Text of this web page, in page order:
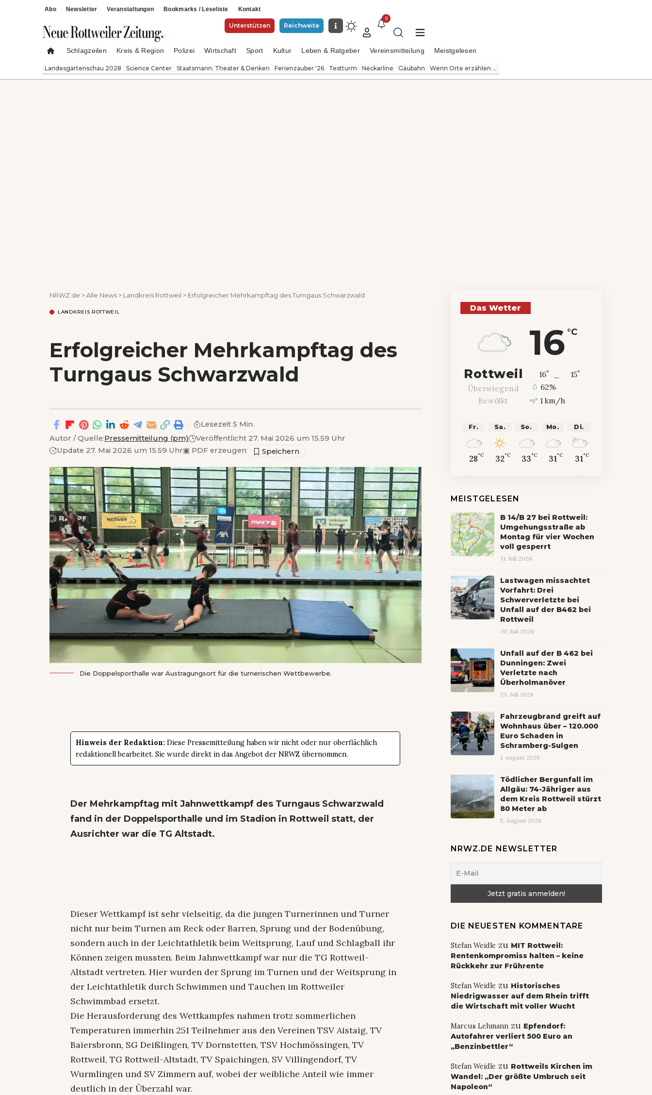
Abo Newsletter Veranstaltungen Bookmarks / Leseliste Kontakt
Unterstützen Reichweite
9
Schlagzeilen Kreis & Region Polizei Wirtschaft Sport Kultur Leben & Ratgeber Vereinsmitteilung Meistgelesen
Landesgartenschau 2028 Science Center Staatsmann: Theater & Denken Ferienzauber '26 Testturm Neckarline Gäubahn Wenn Orte erzählen ...
NRWZ.de >Alle News > Landkreis Rottweil > Erfolgreicher Mehrkampftag des Turngaus Schwarzwald
LANDKREIS ROTTWEIL
Erfolgreicher Mehrkampftag des
Turngaus Schwarzwald
Autor / Quelle:Pressemitteilung (pm)
Veröffentlicht 27. Mai 2026 um 15.59 Uhr
Update 27. Mai 2026 um 15.59 Uhr▣ PDF erzeugen
Lesezeit 5 Min.
Die Doppelsporthalle war Austragungsort für die turnerischen Wettbewerbe.
Hinweis der Redaktion: Diese Pressemitteilung haben wir nicht oder nur oberflächlich
redaktionell bearbeitet. Sie wurde direkt in das Angebot der NRWZ übernommen.
Der Mehrkampftag mit Jahnwettkampf des Turngaus Schwarzwald
fand in der Doppelsporthalle und im Stadion in Rottweil statt, der
Ausrichter war die TG Altstadt.
Dieser Wettkampf ist sehr vielseitig, da die jungen Turnerinnen und Turner
nicht nur beim Turnen am Reck oder Barren, Sprung und der Bodenübung,
sondern auch in der Leichtathletik beim Weitsprung, Lauf und Schlagball ihr
Können zeigen mussten. Beim Jahnwettkampf war nur die TG Rottweil-
Altstadt vertreten. Hier wurden der Sprung im Turnen und der Weitsprung in
der Leichtathletik durch Schwimmen und Tauchen im Rottweiler
Schwimmbad ersetzt.
Die Herausforderung des Wettkampfes nahmen trotz sommerlichen
Temperaturen immerhin 251 Teilnehmer aus den Vereinen TSV Aistaig, TV
Baiersbronn, SG Deißlingen, TV Dornstetten, TSV Hochmössingen, TV
Rottweil, TG Rottweil-Altstadt, TV Spaichingen, SV Villingendorf, TV
Wurmlingen und SV Zimmern auf, wobei der weibliche Anteil wie immer
deutlich in der Überzahl war.
Das Wetter
16 °C
Rottweil
Überwiegend
Bewölkt
16° 15°
62%
1 km/h
Fr.
28°C
Sa.
32°C
So.
33°C
Mo.
31°C
Di.
31°C
MEISTGELESEN
B 14/B 27 bei Rottweil:
Umgehungsstraße ab
Montag für vier Wochen
voll gesperrt
31. Juli 2026
Lastwagen missachtet
Vorfahrt: Drei
Schwerverletzte bei
Unfall auf der B462 bei
Rottweil
30. Juli 2026
Unfall auf der B 462 bei
Dunningen: Zwei
Verletzte nach
Überholmanöver
23. Juli 2026
Fahrzeugbrand greift auf
Wohnhaus über – 120.000
Euro Schaden in
Schramberg-Sulgen
1. August 2026
Tödlicher Bergunfall im
Allgäu: 74-Jähriger aus
dem Kreis Rottweil stürzt
80 Meter ab
5. August 2026
NRWZ.DE NEWSLETTER
DIE NEUESTEN KOMMENTARE
Stefan Weidle zu MIT Rottweil:
Rentenkompromiss halten – keine
Rückkehr zur Frührente
Stefan Weidle zu Historisches
Niedrigwasser auf dem Rhein trifft
die Wirtschaft mit voller Wucht
Marcus Lehmannzu Epfendorf:
Autofahrer verliert 500 Euro an
„Benzinbettler“
Stefan Weidle zu Rottweils Kirchen im
Wandel: „Der größte Umbruch seit
Napoleon“